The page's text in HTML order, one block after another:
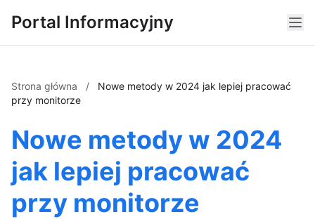
Portal Informacyjny
Strona główna /
Nowe metody w 2024 jak lepiej pracować
przy monitorze
Nowe metody w 2024
jak lepiej pracować
przy monitorze